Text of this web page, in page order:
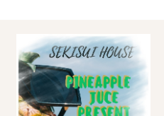
住まいづくりお役立ち情報
他の展示場
マイページ